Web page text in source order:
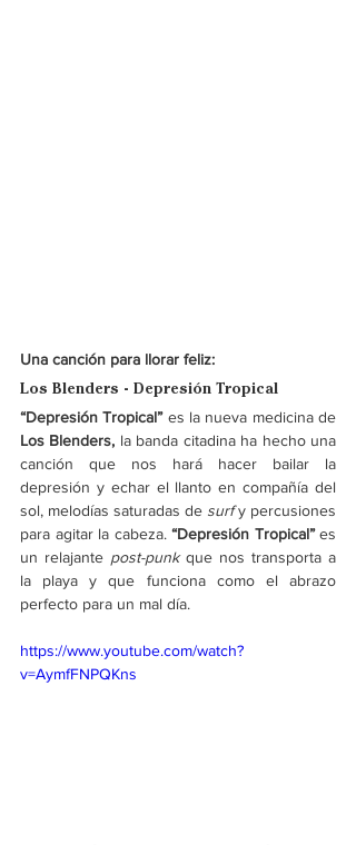
Una canción para llorar feliz:
Los Blenders - Depresión Tropical
“Depresión Tropical”
Los Blenders, la banda citadina ha hecho una
canción que nos hará hacer bailar la
depresión y echar el llanto en compañía del
sol, melodías saturadas de surf y percusiones
para agitar la cabeza. “Depresión Tropical” es
un relajante post-punk que nos transporta a
la playa y que funciona como el abrazo
perfecto para un mal día.
https://www.youtube.com/watch?
v=AymfFNPQKns